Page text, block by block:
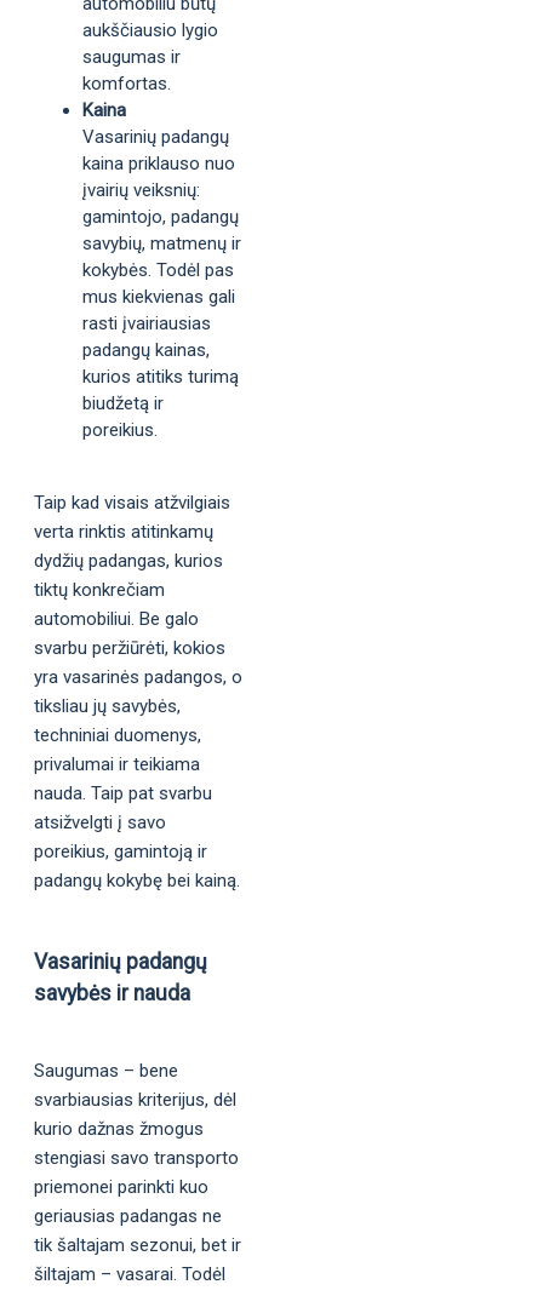
aukščiausio lygio
saugumas ir
komfortas.
Kaina
Vasarinių padangų
kaina priklauso nuo
įvairių veiksnių:
gamintojo, padangų
savybių, matmenų ir
kokybės. Todėl pas
mus kiekvienas gali
rasti įvairiausias
padangų kainas,
kurios atitiks turimą
biudžetą ir
poreikius.
Taip kad visais atžvilgiais
verta rinktis atitinkamų
dydžių padangas, kurios
tiktų konkrečiam
automobiliui. Be galo
svarbu peržiūrėti, kokios
yra vasarinės padangos, o
tiksliau jų savybės,
techniniai duomenys,
privalumai ir teikiama
nauda. Taip pat svarbu
atsižvelgti į savo
poreikius, gamintoją ir
padangų kokybę bei kainą.
Vasarinių padangų
savybės ir nauda
Saugumas – bene
svarbiausias kriterijus, dėl
kurio dažnas žmogus
stengiasi savo transporto
priemonei parinkti kuo
geriausias padangas ne
tik šaltajam sezonui, bet ir
šiltajam – vasarai. Todėl